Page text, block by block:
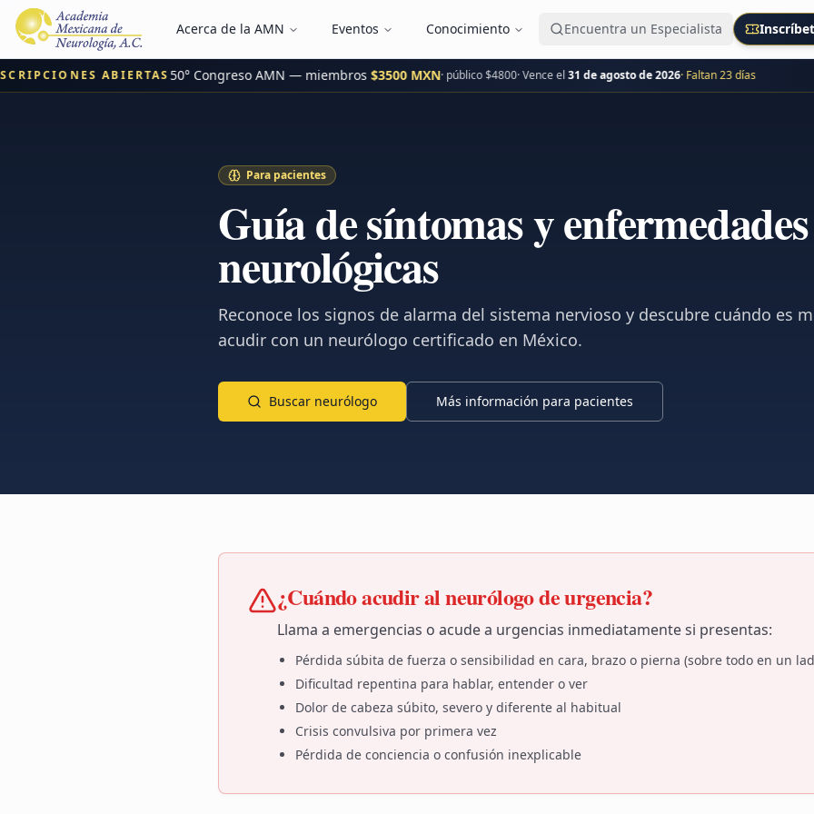
Acerca de la AMN Eventos Conocimiento Encuentra un Especialista
ABIERTAS50° Congreso AMN — miembros$3500 MXN· público $4800· Vence el31 de agosto de 2026· Faltan23días
Para pacientes
Guía de síntomas y enfermedades
neurológicas
Reconoce los signos de alarma del sistema nervioso y descubre cuándo es
acudir con un neurólogo certificado en México.
Buscar neurólogo Más información para pacientes
¿Cuándo acudir al neurólogo de urgencia?
Llama a emergencias o acude a urgencias inmediatamente si presentas:
Pérdida súbita de fuerza o sensibilidad en cara, brazo o pierna (sobre todo en un
Dificultad repentina para hablar, entender o ver
Dolor de cabeza súbito, severo y diferente al habitual
Crisis convulsiva por primera vez
Pérdida de conciencia o confusión inexplicable